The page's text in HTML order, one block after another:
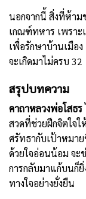
นอกจากนี้ สิ่งที่ห้าม
เกณฑ์ทหาร เพรา
เพื่อรักษาบ้านเมือง
จะเกิดมาไม่ครบ 32
สรุปบทความ
คาถาหลวงพ่อโสธร
สวดที่ช่วยฝึกจิตใจ
ศรัทธากับเป้าหมา
ด้วยใจอ่อนน้อม จะ
การกลับมาแก้บนก็
ทางใจอย่างยั่งยืน